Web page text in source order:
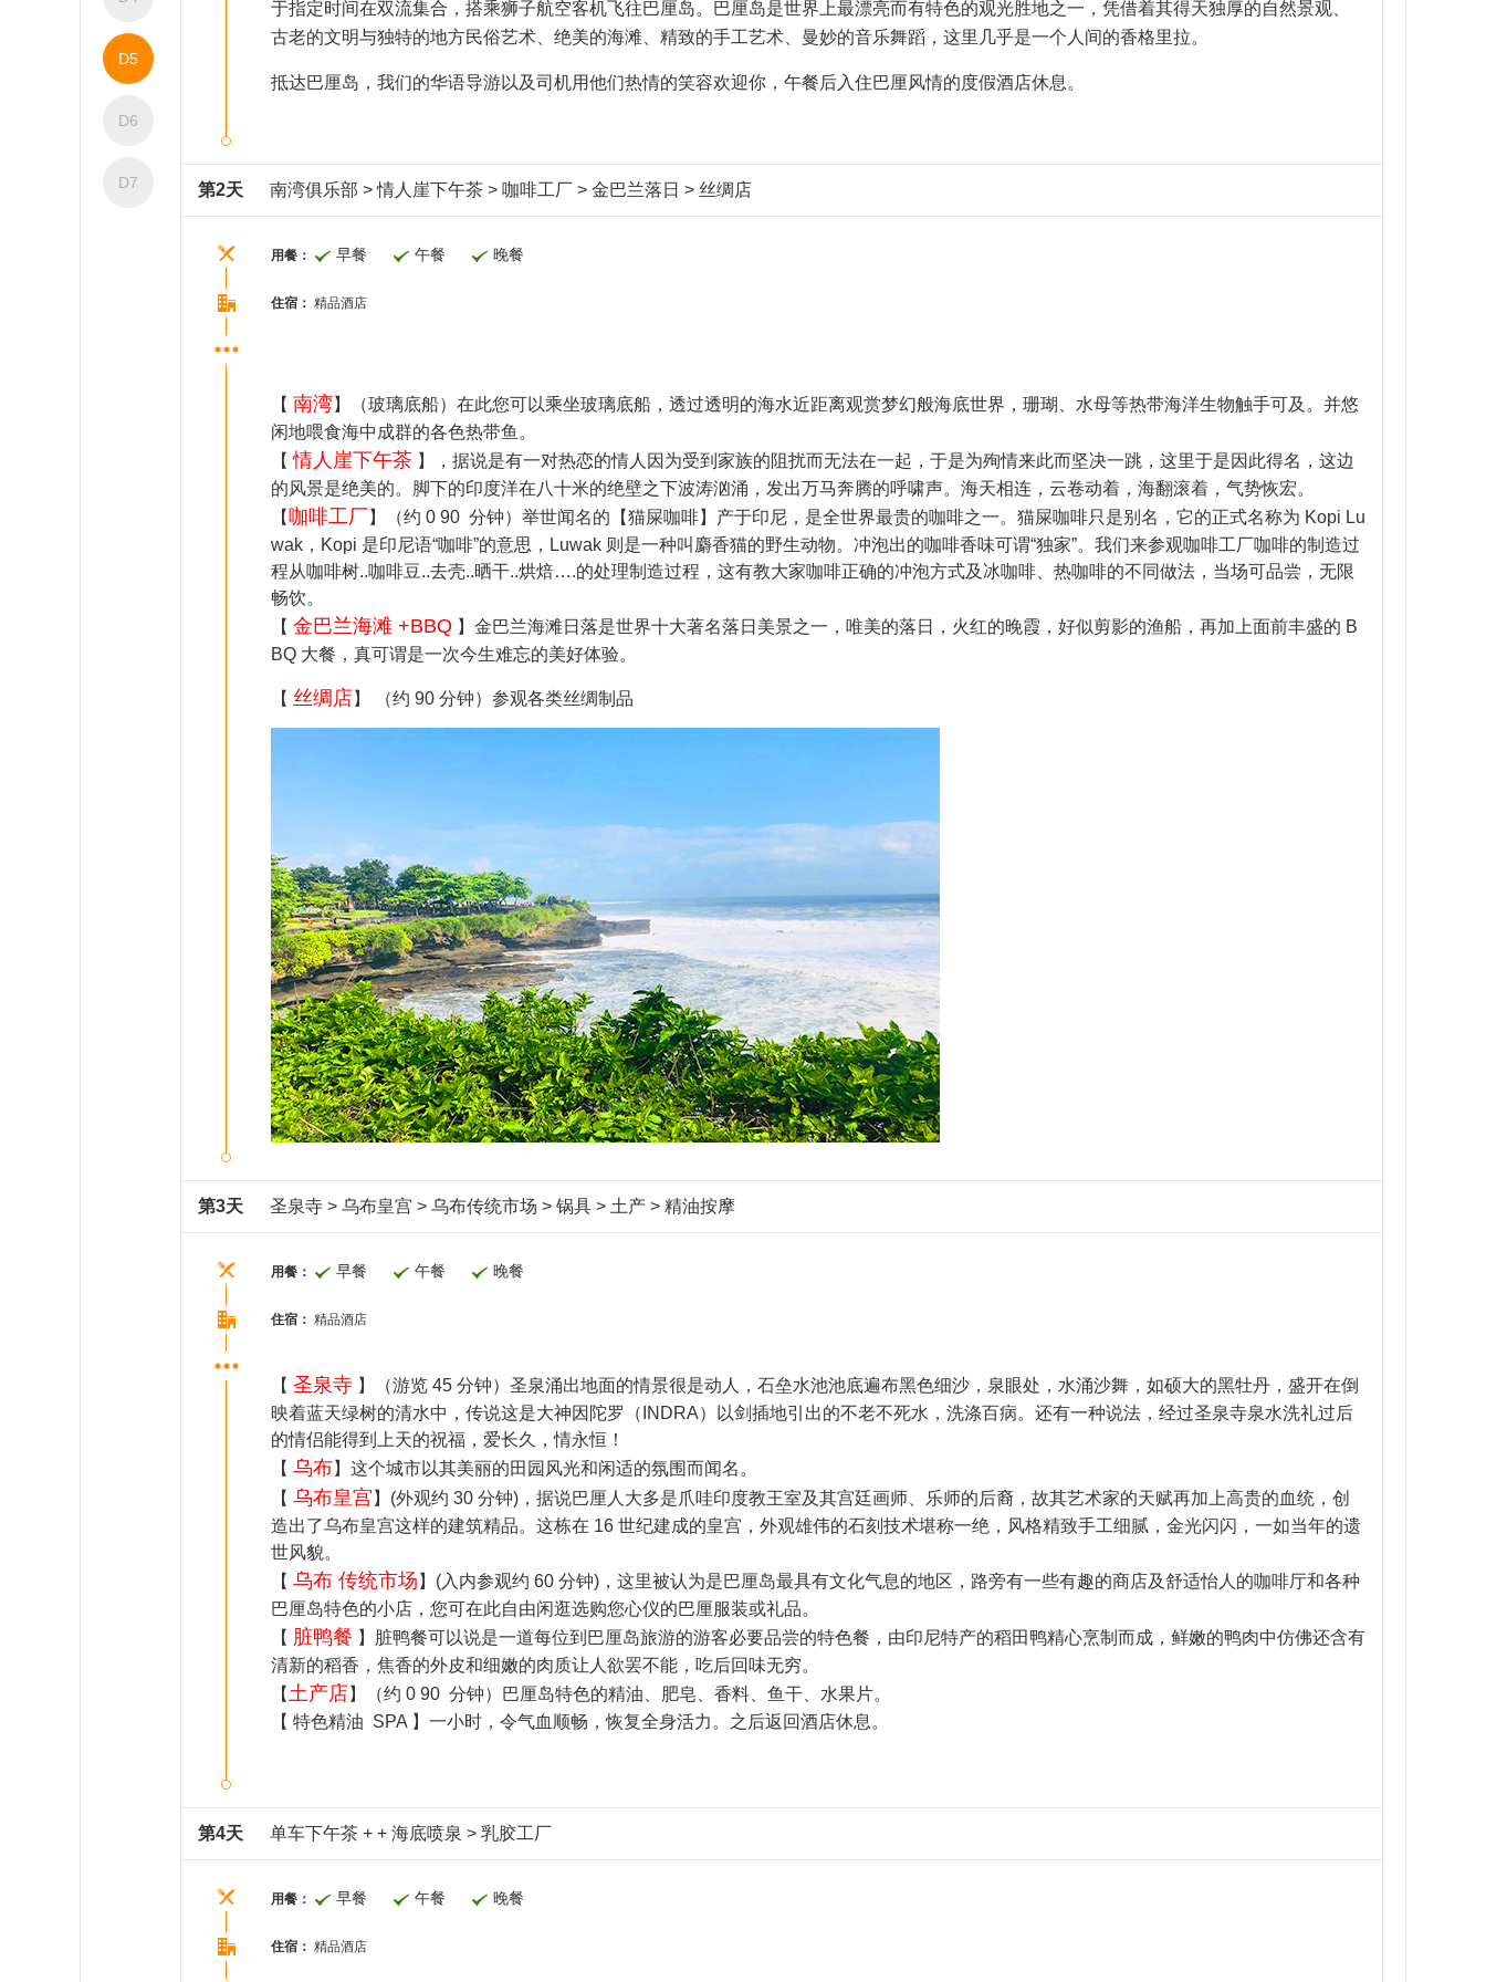
D5
D6
D7
于指定时间在双流集合，搭乘狮子航空客机飞往巴厘岛。巴厘岛是世界上最漂亮而有特色的观光胜地之一，凭借着其得天独厚的自然景观、
古老的文明与独特的地方民俗艺术、绝美的海滩、精致的手工艺术、曼妙的音乐舞蹈，这里几乎是一个人间的香格里拉。
抵达巴厘岛，我们的华语导游以及司机用他们热情的笑容欢迎你，午餐后入住巴厘风情的度假酒店休息。
第2天 南湾俱乐部 > 情人崖下午茶 > 咖啡工厂 > 金巴兰落日 > 丝绸店
用餐： 早餐 午餐 晚餐
住宿： 精品酒店
【 南湾】（玻璃底船）在此您可以乘坐玻璃底船，透过透明的海水近距离观赏梦幻般海底世界，珊瑚、水母等热带海洋生物触手可及。并悠
闲地喂食海中成群的各色热带鱼。
【情人崖下午茶 】，据说是有一对热恋的情人因为受到家族的阻扰而无法在一起，于是为殉情来此而坚决一跳，这里于是因此得名，这边
的风景是绝美的。脚下的印度洋在八十米的绝壁之下波涛汹涌，发出万马奔腾的呼啸声。海天相连，云卷动着，海翻滚着，气势恢宏。
【咖啡工厂】（约 0 90 分钟）举世闻名的【猫屎咖啡】产于印尼，是全世界最贵的咖啡之一。猫屎咖啡只是别名，它的正式名称为 Kopi Lu
wak，Kopi 是印尼语“咖啡”的意思，Luwak 则是一种叫麝香猫的野生动物。冲泡出的咖啡香味可谓“独家”。我们来参观咖啡工厂咖啡的制造过
程从咖啡树..咖啡豆..去壳..晒干..烘焙….的处理制造过程，这有教大家咖啡正确的冲泡方式及冰咖啡、热咖啡的不同做法，当场可品尝，无限
畅饮。
【 金巴兰海滩 +BBQ 】金巴兰海滩日落是世界十大著名落日美景之一，唯美的落日，火红的晚霞，好似剪影的渔船，再加上面前丰盛的 B
BQ 大餐，真可谓是一次今生难忘的美好体验。
【 丝绸店】 （约 90 分钟）参观各类丝绸制品
第3天 圣泉寺 > 乌布皇宫 > 乌布传统市场 > 锅具 > 土产 > 精油按摩
用餐： 早餐 午餐 晚餐
住宿： 精品酒店
【 圣泉寺 】（游览 45 分钟）圣泉涌出地面的情景很是动人，石垒水池池底遍布黑色细沙，泉眼处，水涌沙舞，如硕大的黑牡丹，盛开在倒
映着蓝天绿树的清水中，传说这是大神因陀罗（INDRA）以剑插地引出的不老不死水，洗涤百病。还有一种说法，经过圣泉寺泉水洗礼过后
的情侣能得到上天的祝福，爱长久，情永恒！
【 乌布】这个城市以其美丽的田园风光和闲适的氛围而闻名。
【 乌布皇宫 】(外观约 30 分钟)，据说巴厘人大多是爪哇印度教王室及其宫廷画师、乐师的后裔，故其艺术家的天赋再加上高贵的血统，创
造出了乌布皇宫这样的建筑精品。这栋在 16 世纪建成的皇宫，外观雄伟的石刻技术堪称一绝，风格精致手工细腻，金光闪闪，一如当年的遗
世风貌。
【 乌布 传统市场 】(入内参观约 60 分钟)，这里被认为是巴厘岛最具有文化气息的地区，路旁有一些有趣的商店及舒适怡人的咖啡厅和各种
巴厘岛特色的小店，您可在此自由闲逛选购您心仪的巴厘服装或礼品。
【 脏鸭餐 】脏鸭餐可以说是一道每位到巴厘岛旅游的游客必要品尝的特色餐，由印尼特产的稻田鸭精心烹制而成，鲜嫩的鸭肉中仿佛还含有
清新的稻香，焦香的外皮和细嫩的肉质让人欲罢不能，吃后回味无穷。
【 土产店】（约 0 90 分钟）巴厘岛特色的精油、肥皂、香料、鱼干、水果片。
【 特色精油 SPA 】一小时，令气血顺畅，恢复全身活力。之后返回酒店休息。
第4天 单车下午茶 + + 海底喷泉 > 乳胶工厂
用餐： 早餐 午餐 晚餐
住宿： 精品酒店